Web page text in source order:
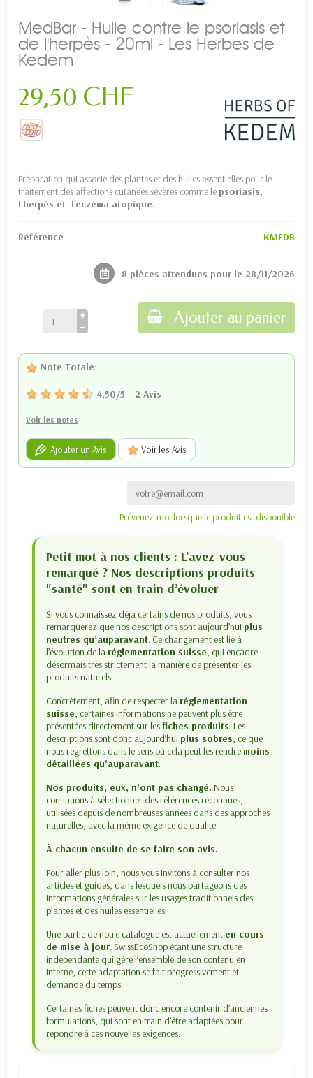
MedBar - Huile contre le psoriasis et
de l'herpès - 20ml - Les Herbes de
Kedem
29,50 CHF
Préparation qui associe des plantes et des huiles essentielles pour le
traitement des affections cutanées sévères comme le psoriasis,
l'herpès et l'eczéma atopique.
Référence KMEDB
8 pièces attendues pour le 28/11/2026
Ajouter au panier
Note Totale:
4,50/5 - 2 Avis
Voir les notes
Ajouter un Avis Voir les Avis
Prévenez-moi lorsque le produit est disponible
Petit mot à nos clients : L’avez-vous
remarqué ? Nos descriptions produits
"santé" sont en train d’évoluer
Si vous connaissez déjà certains de nos produits, vous
remarquerez que nos descriptions sont aujourd’hui plus
neutres qu’auparavant. Ce changement est lié à
l’évolution de la réglementation suisse, qui encadre
désormais très strictement la manière de présenter les
produits naturels.
Concrètement, afin de respecter la réglementation
suisse, certaines informations ne peuvent plus être
présentées directement sur lesfiches produits. Les
descriptions sont donc aujourd’hui plus sobres, ce que
nous regrettons dans le sens où cela peut les rendre moins
détaillées qu’auparavant.
Nos produits, eux, n’ont pas changé. Nous
continuons à sélectionner des références reconnues,
utilisées depuis de nombreuses années dans des approches
naturelles, avec la même exigence de qualité.
À chacun ensuite de se faire son avis.
Pour aller plus loin, nous vous invitons à consulter nos
articles et guides, dans lesquels nous partageons des
informations générales sur les usages traditionnels des
plantes et des huiles essentielles.
Une partie de notre catalogue est actuellement en cours
de mise à jour. SwissEcoShop étant une structure
indépendante qui gère l’ensemble de son contenu en
interne, cette adaptation se fait progressivement et
demande du temps.
Certaines fiches peuvent donc encore contenir d’anciennes
formulations, qui sont en train d’être adaptées pour
répondre à ces nouvelles exigences.